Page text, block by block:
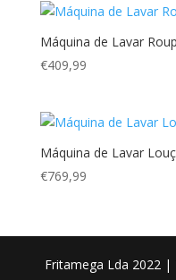
Máquina de Lavar
€409,99
Máquina de Lavar
€769,99
Fritamega Lda 2022